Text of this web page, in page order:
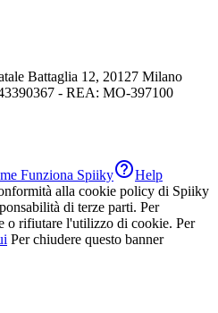
Battaglia 12, 20127 Milano
- REA: MO-397100
Funziona SpiikyHelp
alla cookie policy di Spiiky
di terze parti. Per
o rifiutare l'utilizzo di cookie. Per
Per chiudere questo banner